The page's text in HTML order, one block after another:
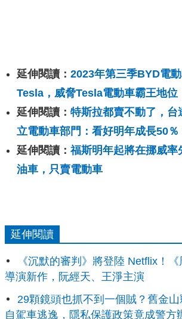
延伸閱讀： 2023年第三季BYD電
Tesla，威脅Tesla電動車霸王地位
延伸閱讀： 特斯拉都賣不動了，台
立電動車部門：看好明年成長50％
延伸閱讀： 福斯明年起將在挪威率
油車，只賣電動車
延伸閱讀
《沉默的審判》將登陸 Netflix！《
導演新作，阮經天、王淨主演
29顆鏡頭也抓不到一個賊？舊金
自駕車逃逸，隱私保護政策竟成警方